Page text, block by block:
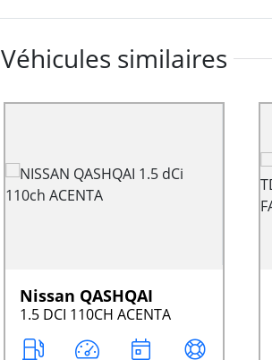
Véhicules similaires
Nissan QASHQAI
1.5 DCI 110CH ACENTA